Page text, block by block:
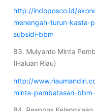
http://indoposco.id/
menengah-turun-kasta-
subsidi-bbm
83. Mulyanto Minta
(Haluan Riau)
http://
minta-pembatasan-